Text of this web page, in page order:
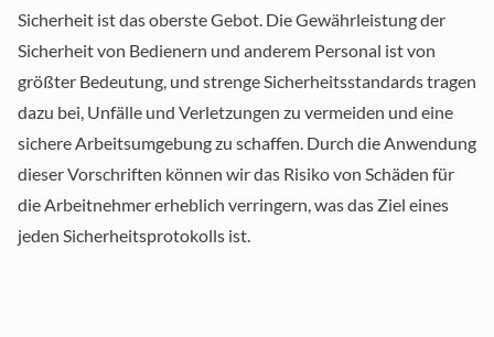
Sicherheit ist das oberste Gebot. Die Gewährleistung der
Sicherheit von Bedienern und anderem Personal ist von
größter Bedeutung, und strenge Sicherheitsstandards tragen
dazu bei, Unfälle und Verletzungen zu vermeiden und eine
sichere Arbeitsumgebung zu schaffen. Durch die Anwendung
dieser Vorschriften können wir das Risiko von Schäden für
die Arbeitnehmer erheblich verringern, was das Ziel eines
jeden Sicherheitsprotokolls ist.